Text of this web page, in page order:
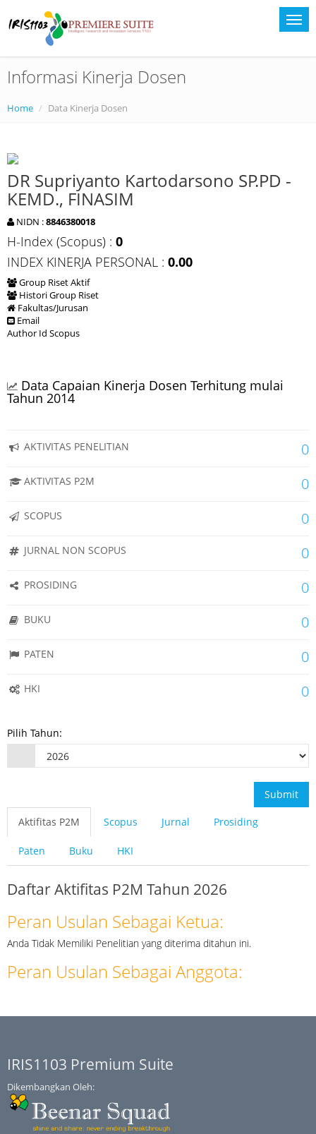
Informasi Kinerja Dosen
Home Data Kinerja Dosen
DR Supriyanto Kartodarsono SP.PD -
KEMD., FINASIM
NIDN :8846380018
H-Index (Scopus) : 0
INDEX KINERJA PERSONAL : 0.00
Group Riset Aktif
Histori Group Riset
Fakultas/Jurusan
Email
Author Id Scopus
Data Capaian Kinerja Dosen Terhitung mulai
Tahun 2014
AKTIVITAS PENELITIAN 0
AKTIVITAS P2M 0
SCOPUS 0
JURNAL NON SCOPUS 0
PROSIDING 0
BUKU 0
PATEN 0
HKI 0
Pilih Tahun:
Submit
Aktifitas P2M Scopus Jurnal Prosiding
Paten Buku HKI
Daftar Aktifitas P2M Tahun 2026
Peran Usulan Sebagai Ketua:
Anda Tidak Memiliki Penelitian yang diterima ditahun ini.
Peran Usulan Sebagai Anggota:
IRIS1103 Premium Suite
Dikembangkan Oleh: